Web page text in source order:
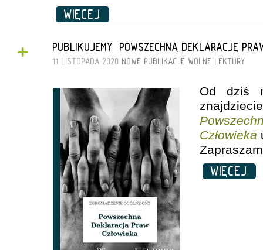
WIĘCEJ
+ PUBLIKUJEMY „POWSZECHNĄ DEKLARACJĘ
11 LISTOPADA 2020 NOWE PUBLIKACJE WOLNE LEKTURY
Od dziś
Człowieka
WIĘCEJ